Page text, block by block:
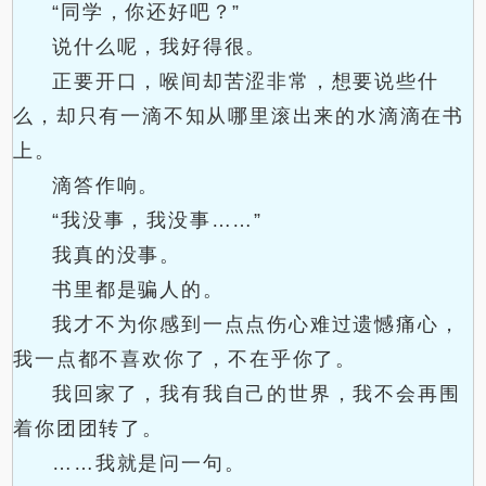
“同学，你还好吧？”
说什么呢，我好得很。
正要开口，喉间却苦涩非常，想要说些什
么，却只有一滴不知从哪里滚出来的水滴滴在书
上。
滴答作响。
“我没事，我没事……”
我真的没事。
书里都是骗人的。
我才不为你感到一点点伤心难过遗憾痛心，
我一点都不喜欢你了，不在乎你了。
我回家了，我有我自己的世界，我不会再围
着你团团转了。
……我就是问一句。